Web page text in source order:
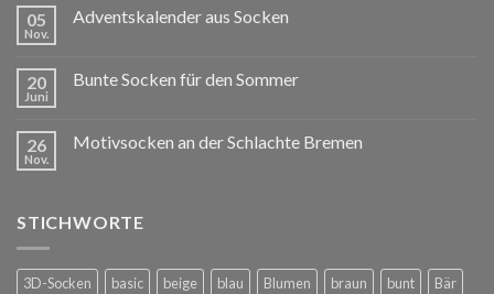
05
Nov.
Adventskalender aus Socken
20
Juni
Bunte Socken für den Sommer
26
Nov.
Motivsocken an der Schlachte Bremen
STICHWORTE
3D-Socken basic beige blau Blumen braun bunt
Bär